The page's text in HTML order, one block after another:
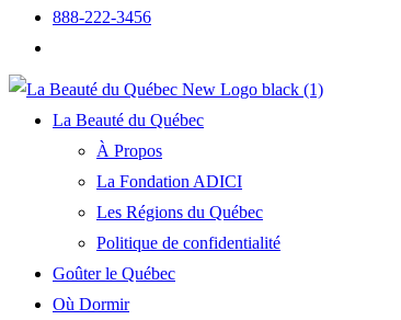
888-222-3456
La Beauté du Québec
À Propos
La Fondation ADICI
Les Régions du Québec
Politique de confidentialité
Goûter le Québec
Où Dormir